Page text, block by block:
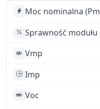
Moc nominalna
Sprawność modułu
Vmp
Imp
Voc